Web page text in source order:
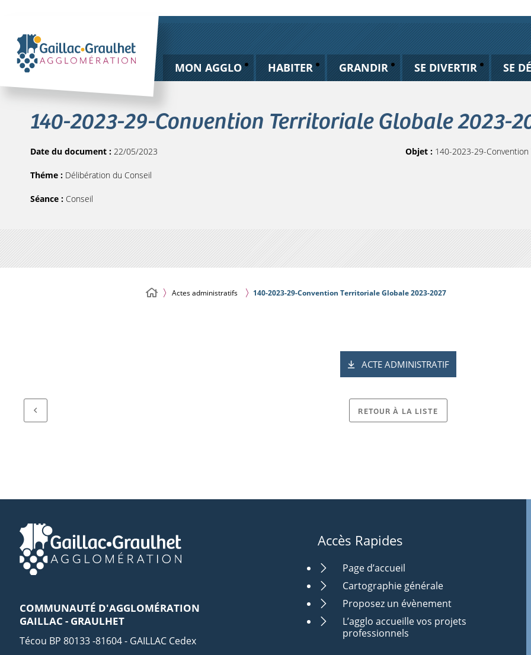
MON AGGLO HABITER GRANDIR SE DIVERTIR SE
140-2023-29-Convention Territoriale Globale 2023-
Date du document : 22/05/2023
Théme : Délibération du Conseil
Séance : Conseil
Objet : 140-2023-29-
Actes administratifs 140-2023-29-Convention Territoriale Globale 2023-2027
ACTE ADMINISTRATIF
RETOUR À LA LISTE
COMMUNAUTÉ D'AGGLOMÉRATION
GAILLAC - GRAULHET
Técou BP 80133 -81604 - GAILLAC Cedex
Accès Rapides
Page d’accueil
Cartographie générale
Proposez un évènement
L’agglo accueille vos projets
professionnels